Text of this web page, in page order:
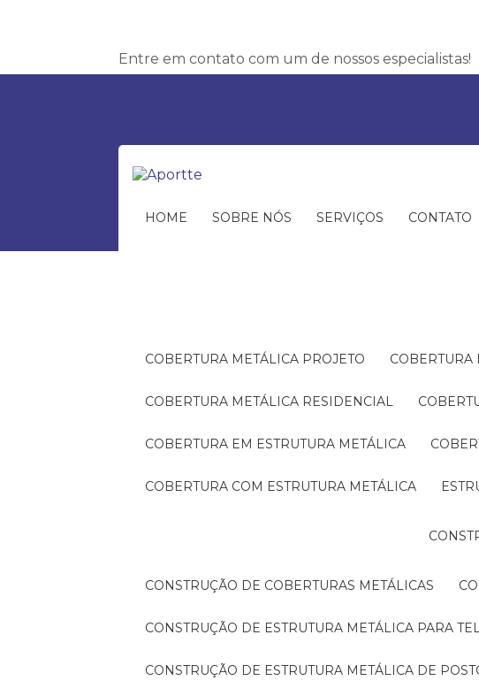
Entre em contato com um de nossos especialistas!
HOME SOBRE NÓS SERVIÇOS CONTATO
COBERTURA METÁLICA PROJETO
COBERTURA METÁLICA RESIDENCIAL
COBERTURA EM ESTRUTURA METÁLICA
COBERTURA COM ESTRUTURA METÁLICA
CONSTRUÇÃO DE COBERTURAS METÁLICAS
CONSTRUÇÃO DE ESTRUTURA METÁLICA PARA
CONSTRUÇÃO DE ESTRUTURA METÁLICA DE